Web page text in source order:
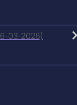
03-2026)